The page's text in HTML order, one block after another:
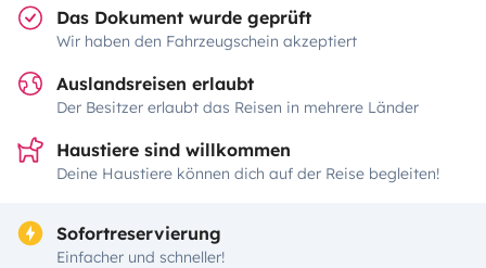
Das Dokument wurde geprüft
Wir haben den Fahrzeugschein akzeptiert
Auslandsreisen erlaubt
Der Besitzer erlaubt das Reisen in mehrere Länder
Haustiere sind willkommen
Deine Haustiere können dich auf der Reise begleiten!
Sofortreservierung
Einfacher und schneller!